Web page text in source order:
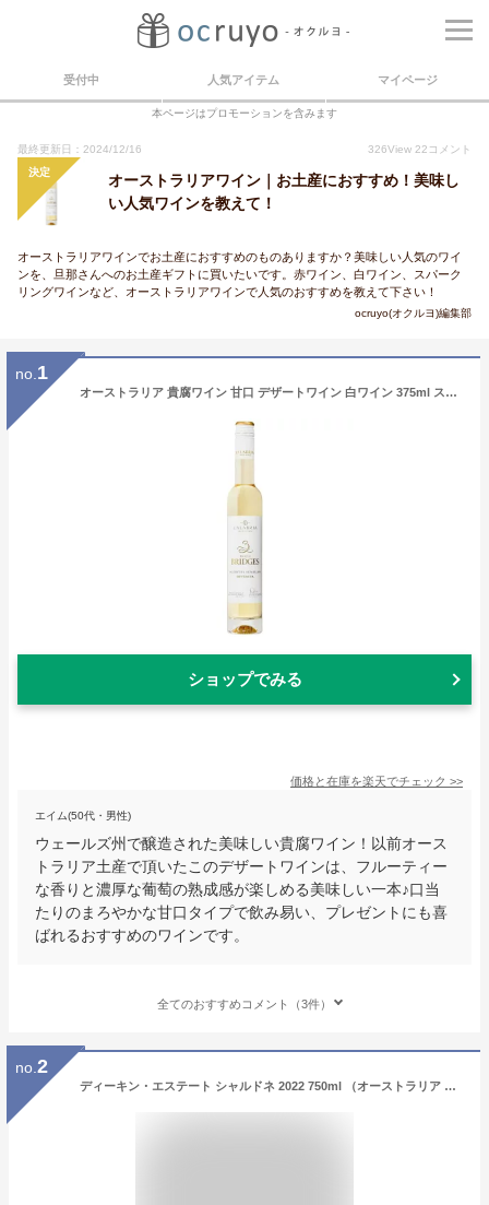
受付中 人気アイテム マイページ
本ページはプロモーションを含みます
最終更新日：2024/12/16 326View 22 コメント
決定
オーストラリアワイン｜お土産におすすめ！美味し
い人気ワインを教えて！
オーストラリアワインでお土産におすすめのものありますか？美味しい人気のワイ
ンを、旦那さんへのお土産ギフトに買いたいです。赤ワイン、白ワイン、スパーク
リングワインなど、オーストラリアワインで人気のおすすめを教えて下さい！
ocruyo(オクルヨ)編集部
no. 1
オーストラリア 貴腐ワイン 甘口 デザートワイン 白ワイン 375ml スリーブジッス ニューサウスウェールズ州
ショップでみる
価格と在庫を楽天でチェック >>
エイム(50代・男性)
ウェールズ州で醸造された美味しい貴腐ワイン！以前オース
トラリア土産で頂いたこのデザートワインは、フルーティー
な香りと濃厚な葡萄の熟成感が楽しめる美味しい一本♪口当
たりのまろやかな甘口タイプで飲み易い、プレゼントにも喜
ばれるおすすめのワインです。
全てのおすすめコメント（3件）
no. 2
ディーキン・エステート シャルドネ 2022 750ml （オーストラリア 白ワイン） 6本お買い上げで送料無料｜888円均一ワイン